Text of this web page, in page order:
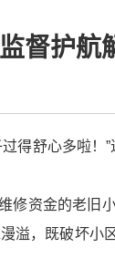
督护航
得舒心多啦
修资金的老旧
溢，既破坏